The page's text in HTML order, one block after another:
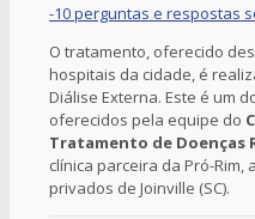
-10 perguntas e respostas
O tratamento, oferecido
hospitais da cidade, é
Diálise Externa. Este é um
oferecidos pela equipe do
Tratamento de Doenças
clínica parceira da Pró-Rim,
privados de Joinville (SC).